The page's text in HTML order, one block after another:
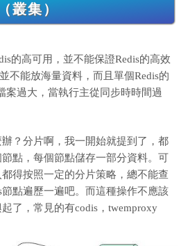
叢集）
的高可用，並不能保證Redis的高效
不能放海量資料，而且單個Redis的
案過大，當執行主從同步時時間過
？分片啊，我一開始就提到了，都
點，每個節點儲存一部分資料。可
得按照一定的分片策略，總不能查
點遍歷一遍吧。而這種操作不應該
了，常見的有codis，twemproxy